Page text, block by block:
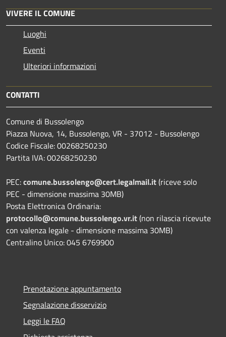
VIVERE IL COMUNE
Luoghi
Eventi
Ulteriori informazioni
CONTATTI
Comune di Bussolengo
Piazza Nuova, 14, Bussolengo, VR - 37012 - Bussolengo
Codice Fiscale: 00268250230
Partita IVA: 00268250230
PEC:comune.bussolengo@cert.legalmail.it(riceve solo
PEC - dimensione massima 30MB)
Posta Elettronica Ordinaria:
protocollo@comune.bussolengo.vr.it(non rilascia ricevute
con valenza legale - dimensione massima 30MB)
Centralino Unico: 045 6769900
Prenotazione appuntamento
Segnalazione disservizio
Leggi le FAQ